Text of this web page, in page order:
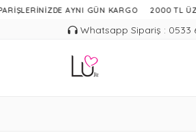
AYNI GÜN KARGO 2000 TL ÜZERİ
Whatsapp Sipariş : 0533